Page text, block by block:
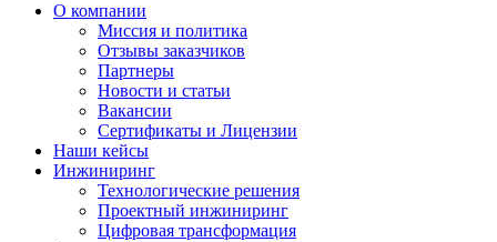
О компании
Миссия и политика
Отзывы заказчиков
Партнеры
Новости и статьи
Вакансии
Сертификаты и Лицензии
Наши кейсы
Инжиниринг
Технологические решения
Проектный инжиниринг
Цифровая трансформация